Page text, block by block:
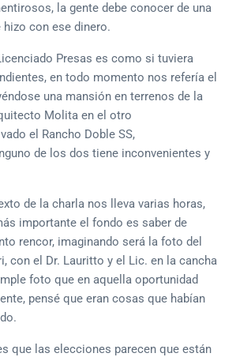
la gente debe conocer de una
con ese dinero.
Presas es como si tuviera
en todo momento nos refería el
una mansión en terrenos de la
Molita en el otro
el Rancho Doble SS,
de los dos tiene inconvenientes y
de la charla nos lleva varias horas,
importante el fondo es saber de
rencor, imaginando será la foto del
con el Dr. Lauritto y el Lic. en la cancha
foto que en aquella oportunidad
pensé que eran cosas que habían
que las elecciones parecen que están